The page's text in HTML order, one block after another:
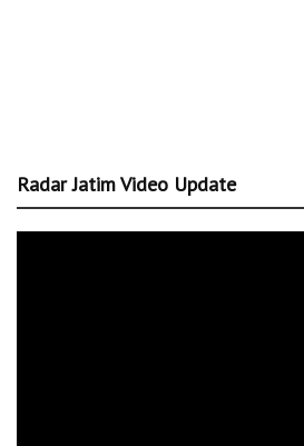
Radar Jatim Video Update